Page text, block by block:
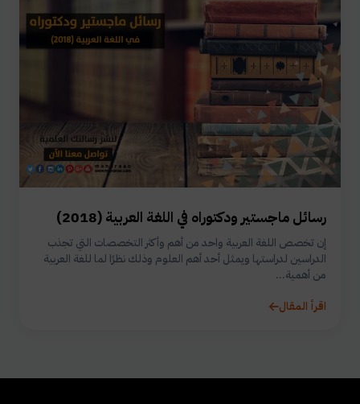
رسائل ماجستير ودكتوراه في اللغة العربية (2018)
إن تخصص اللغة العربية واحد من أهم وأكثر التخصصات التي تجذب
الدراسين لدراستها ويمثل أحد أهم العلوم وذلك نظرًا لما للغة العربية
من أهمية...
اقرأ المقال